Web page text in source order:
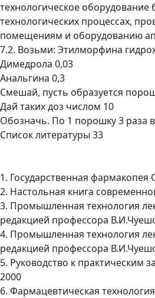
технологическое
технологических процессах,
помещениям и оборудованию
7.2. Возьми: Этилморфина
Димедрола 0,03
Анальгина 0,3
Смешай, пусть образуется
Дай таких доз числом 10
Обозначь. По 1 порошку 3 раза
Список литературы 33
1. Государственная
2. Настольная книга
3. Промышленная технология
редакцией профессора
4. Промышленная технология
редакцией профессора
5. Руководство к
2000
6. Фармацевтическая